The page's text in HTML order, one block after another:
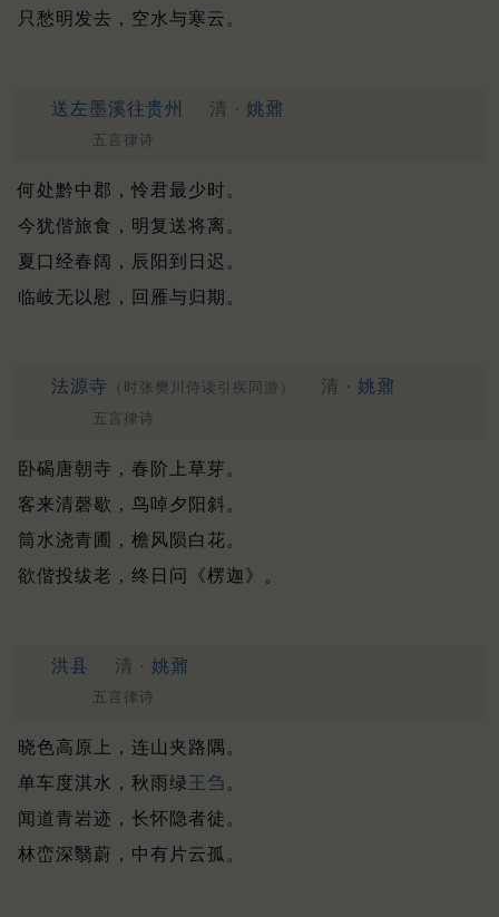
只愁明发去，空水与寒云。
送左墨溪往贵州 清 · 姚鼐
五言律诗
何处黔中郡，怜君最少时。
今犹偕旅食，明复送将离。
夏口经春阔，辰阳到日迟。
临岐无以慰，回雁与归期。
法源寺 （时张樊川侍读引疾同游） 清 · 姚鼐
五言律诗
卧碣唐朝寺，春阶上草芽。
客来清磬歇，鸟啅夕阳斜。
筒水浇青圃，檐风陨白花。
欲偕投绂老，终日问《楞迦》。
洪县 清 · 姚鼐
五言律诗
晓色高原上，连山夹路隅。
单车度淇水，秋雨绿王刍 。
闻道青岩迹，长怀隐者徒。
林峦深翳蔚，中有片云孤。